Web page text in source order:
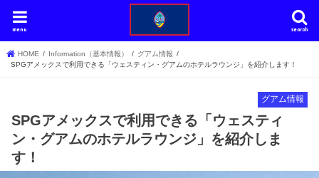
search
menu
HOME Information（基本情報）
グアム情報
SPGアメックスで利用できる「ウェスティン・グアムのホテルラウンジ」を紹介します！
グアム情報
SPGアメックスで利用できる「ウェスティ
ン・グアムのホテルラウンジ」を紹介しま
す！